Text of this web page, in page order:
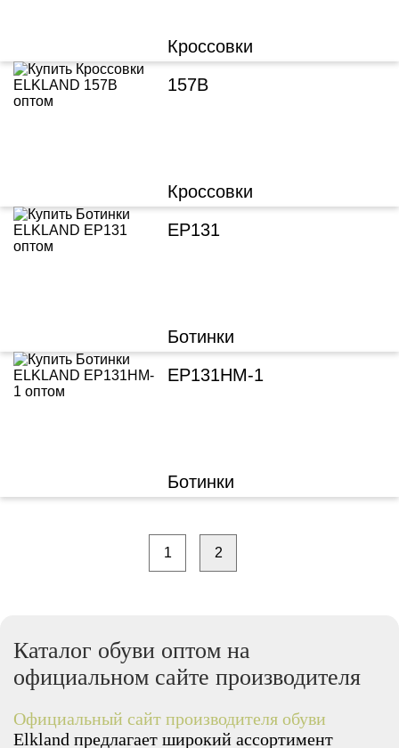
Кроссовки
157B
Кроссовки
EP131
Ботинки
EP131HM-1
Ботинки
1 2
Каталог обуви оптом на
официальном сайте производителя
Официальный сайт производителя обуви
Elkland предлагает широкий ассортимент